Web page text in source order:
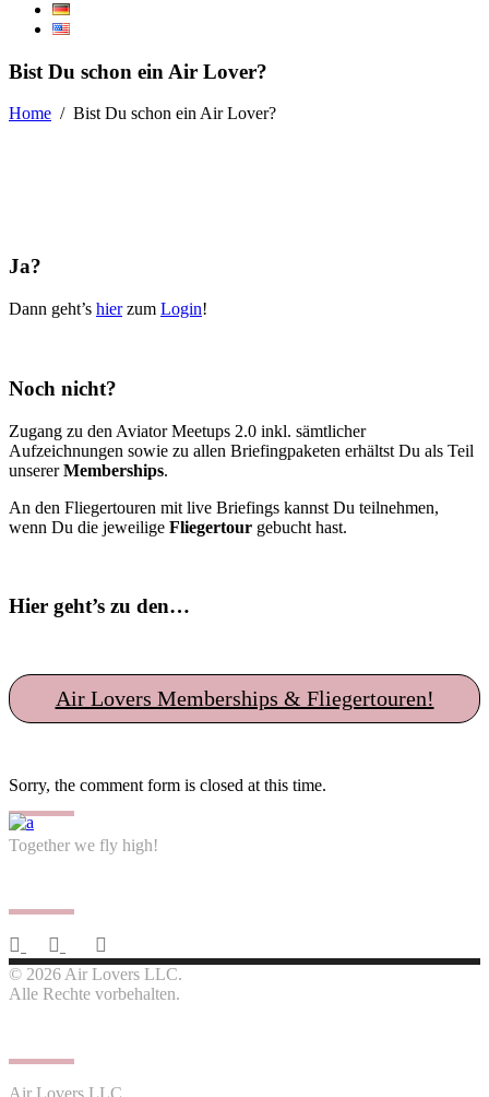
Bist Du schon ein Air Lover?
Home / Bist Du schon ein Air Lover?
Ja?
Dann geht’s hierzum Login!
Noch nicht?
Zugang zu den Aviator Meetups 2.0 inkl. sämtlicher
Aufzeichnungen sowie zu allen Briefingpaketen erhältst Du als Teil
unsererMemberships.
An den Fliegertouren mit live Briefings kannst Du teilnehmen,
wenn Du die jeweilige Fliegertour gebucht hast.
Hier geht’s zu den…
Air Lovers Memberships & Fliegertouren!
Sorry, the comment form is closed at this time.
Together we fly high!
© 2026 Air Lovers LLC.
Alle Rechte vorbehalten.
Air Lovers LLC